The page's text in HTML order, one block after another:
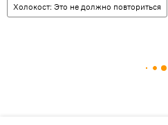
Холокост: Это не должно повториться